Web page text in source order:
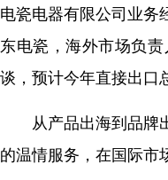
电瓷电器有限公司业务
东电瓷，海外市场负
谈，预计今年直接出口
从产品出海到品牌
的温情服务，在国际市